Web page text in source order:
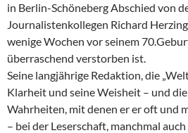
in Berlin-Schöneberg Abschied von
Journalistenkollegen Richard
wenige Wochen vor seinem
überraschend verstorben ist.
Seine langjährige Redaktion, die
Klarheit und seine Weisheit – und
Wahrheiten, mit denen er er oft und
– bei der Leserschaft, manchmal